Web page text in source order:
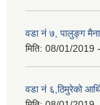
वडा नं ७, पालुङ्ग
मिति: 08/01/2019
वडा नं ६,ठिमुरेको